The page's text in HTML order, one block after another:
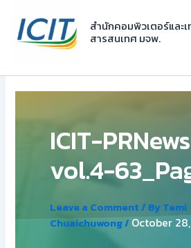
content
สำนักคอมพิวเตอร์และ
สารสนเทศ มจพ.
ICIT-
vol.4-
Leave a Comment / ByTemi
Chuaichuwong/ October